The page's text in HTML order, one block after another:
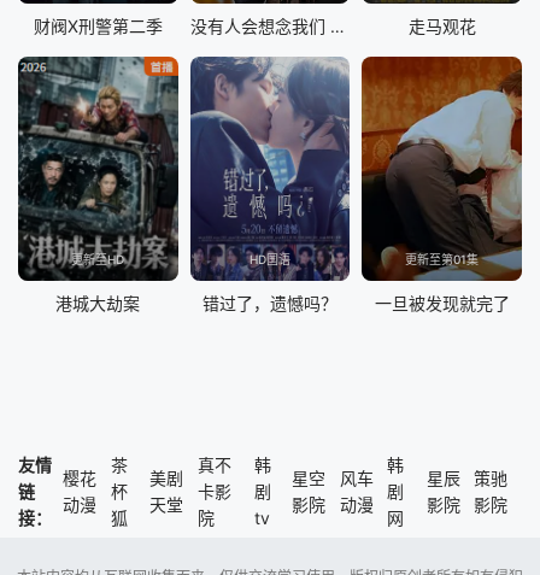
财阀X刑警第二季 没有人会想念我们 第二季 走马观花
更新至HD
港城大劫案
HD国语
错过了，遗憾吗？
更新至第01集
一旦被发现就完了
友情
链
接：
樱花
动漫
茶
杯
狐
美剧
天堂
真不
卡影
院
韩
剧
tv
星空
影院
风车
动漫
韩
剧
网
星辰
影院
策驰
影院